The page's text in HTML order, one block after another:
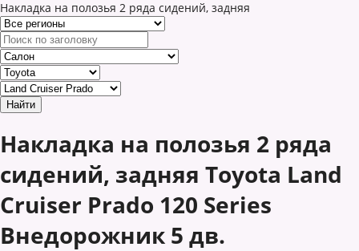
Накладка на полозья 2 ряда сидений, задняя
Накладка на полозья 2 ряда
сидений, задняя Toyota Land
Cruiser Prado 120 Series
Внедорожник 5 дв.